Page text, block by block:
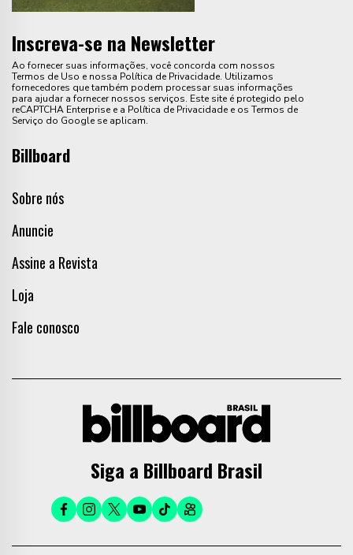
Inscreva-se na Newsletter
Ao fornecer suas informações, você concorda com nossos
Termos de Uso e nossa Política de Privacidade. Utilizamos
fornecedores que também podem processar suas informações
para ajudar a fornecer nossos serviços. Este site é protegido pelo
reCAPTCHA Enterprise e a Política de Privacidade e os Termos de
Serviço do Google se aplicam.
Billboard
Sobre nós
Anuncie
Assine a Revista
Loja
Fale conosco
Siga a Billboard Brasil